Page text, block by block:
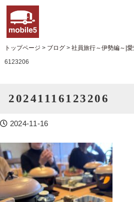
トップページ > ブログ> 社員旅行～伊勢編～|
6123206
20241116123206
2024-11-16